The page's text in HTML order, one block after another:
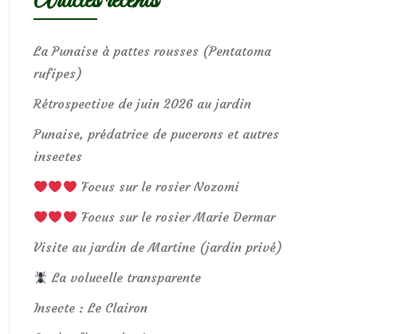
La Punaise à pattes rousses (Pentatoma
rufipes)
Rétrospective de juin 2026 au jardin
Punaise, prédatrice de pucerons et autres
insectes
Focus sur le rosier Nozomi
Focus sur le rosier Marie Dermar
Visite au jardin de Martine (jardin privé)
La volucelle transparente
Insecte : Le Clairon